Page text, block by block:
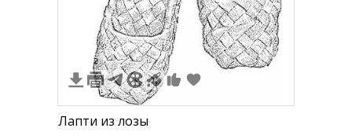
2
Лапти из лозы